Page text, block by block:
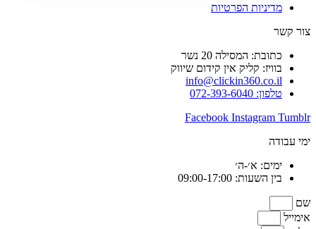
מדיניות הפרטיות
צור קשר
כתובת: המסילה 20 נשר
בוויז: קליק אין קידום שיווק
info@clickin360.co.il
טלפון: 072-393-6040
Facebook Instagram Tumblr
ימי עבודה
ימים: א׳-ה׳
בין השעות: 09:00-17:00
שם
אימייל